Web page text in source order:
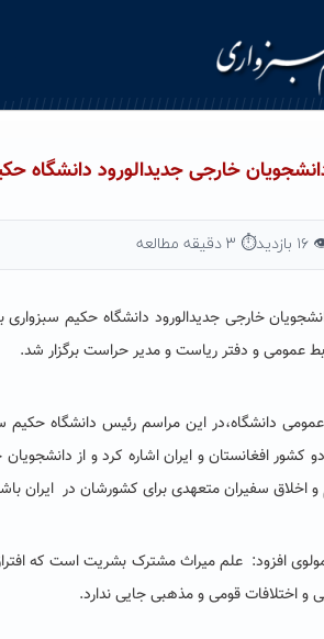
خارجی جدیدالورود دانشگاه
⏱ ۳ دقیقه مطالعه
خارجی جدیدالورود دانشگاه حکیم
عمومی و دفتر ریاست و مدیر حراست برگزار شد.
دانشگاه،در این مراسم رئیس دانشگاه
کشور افغانستان و ایران اشاره کرد و از
و اخلاق سفیران متعهدی برای کشورشان در ایران
افزود: علم میراث مشترک بشریت است که
و اختلافات قومی و مذهبی جایی ندارد.